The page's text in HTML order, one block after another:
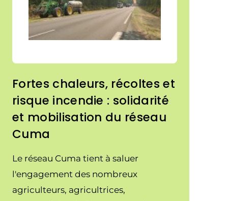
Fortes chaleurs, récoltes et
risque incendie : solidarité
et mobilisation du réseau
Cuma
Le réseau Cuma tient à saluer
l'engagement des nombreux
agriculteurs, agricultrices,